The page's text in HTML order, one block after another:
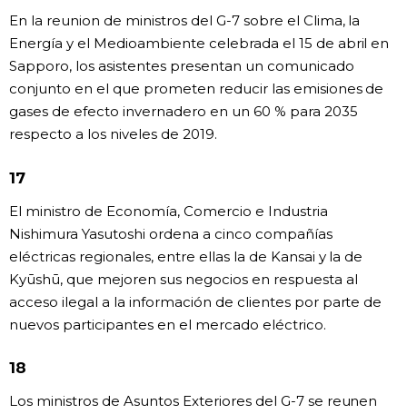
En la reunion de ministros del G-7 sobre el Clima, la
Energía y el Medioambiente celebrada el 15 de abril en
Sapporo, los asistentes presentan un comunicado
conjunto en el que prometen reducir las emisiones de
gases de efecto invernadero en un 60 % para 2035
respecto a los niveles de 2019.
17
El ministro de Economía, Comercio e Industria
Nishimura Yasutoshi ordena a cinco compañías
eléctricas regionales, entre ellas la de Kansai y la de
Kyūshū, que mejoren sus negocios en respuesta al
acceso ilegal a la información de clientes por parte de
nuevos participantes en el mercado eléctrico.
18
Los ministros de Asuntos Exteriores del G-7 se reunen